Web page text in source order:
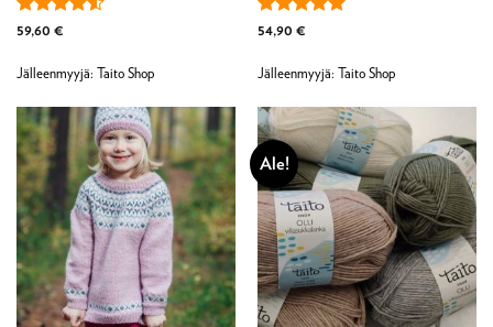
Arvostelu
4.5
59,60 €
Jälleenmyyjä: Taito Shop
Arvostelu
/ 5
54,90 €
Jälleenmyyjä: Taito Shop
Ale!